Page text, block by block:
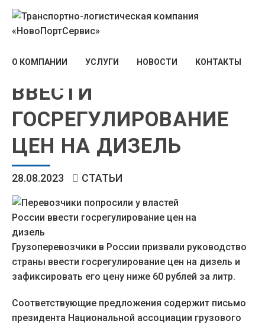
О КОМПАНИИ УСЛУГИ НОВОСТИ КОНТАКТЫ
ПЕРЕВОЗЧИКИ
ПОПРОСИЛИ У
ВЛАСТЕЙ РОССИИ
ВВЕСТИ
ГОСРЕГУЛИРОВАНИЕ
ЦЕН НА ДИЗЕЛЬ
28.08.2023 СТАТЬИ
Грузоперевозчики в России призвали руководство
страны ввести госрегулирование цен на дизель и
зафиксировать его цену ниже 60 рублей за литр.
Соответствующие предложения содержит письмо
президента Национальной ассоциации грузового